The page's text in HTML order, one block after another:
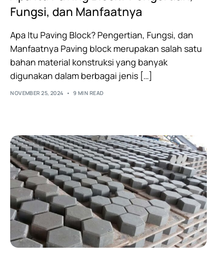
Fungsi, dan Manfaatnya
Apa Itu Paving Block? Pengertian, Fungsi, dan
Manfaatnya Paving block merupakan salah satu
bahan material konstruksi yang banyak
digunakan dalam berbagai jenis […]
NOVEMBER 25, 2024 9 MIN READ